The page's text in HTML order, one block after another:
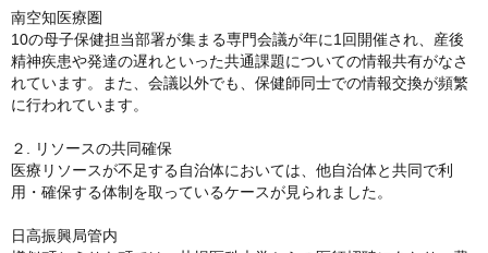
南空知医療圏
10の母子保健担当部署が集まる専門会議が年に1回開催され、産後
精神疾患や発達の遅れといった共通課題についての情報共有がなさ
れています。また、会議以外でも、保健師同士での情報交換が頻繁
に行われています。
２. リソースの共同確保
医療リソースが不足する自治体においては、他自治体と共同で利
用・確保する体制を取っているケースが見られました。
日高振興局管内